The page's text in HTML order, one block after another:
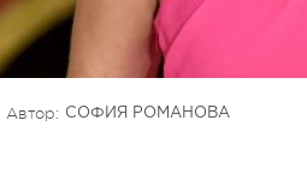
Автор: СОФИЯ РОМАНОВА